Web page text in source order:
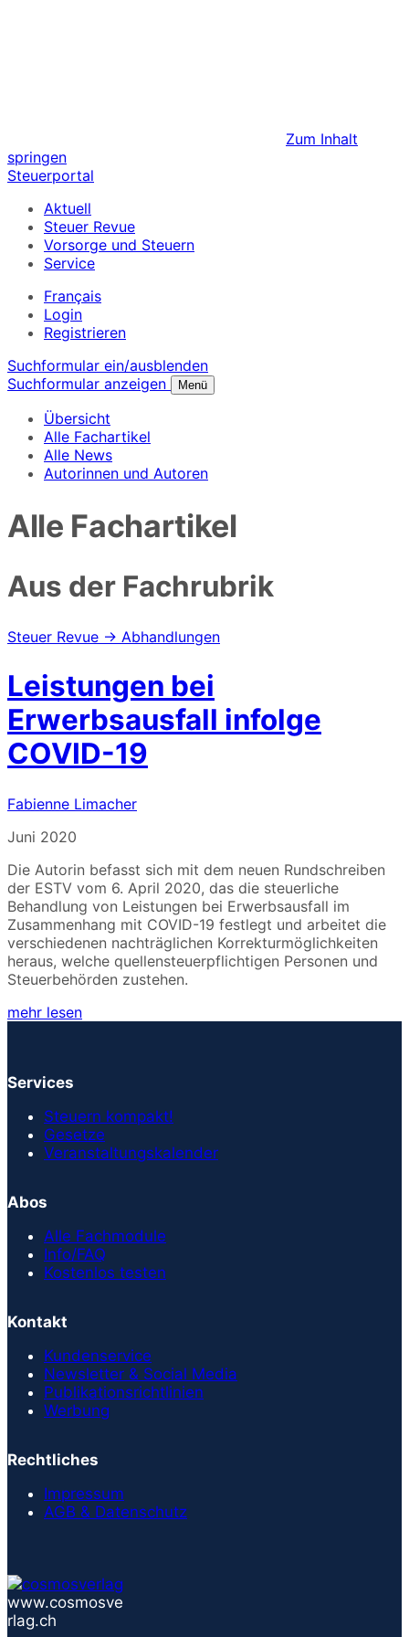
Zum Inhalt
springen
Steuerportal
Aktuell
Steuer Revue
Vorsorge und Steuern
Service
Français
Login
Registrieren
Suchformular ein/ausblenden
Suchformular anzeigen
Menü
Übersicht
Alle Fachartikel
Alle News
Autorinnen und Autoren
Alle Fachartikel
Aus der Fachrubrik
Steuer Revue → Abhandlungen
Leistungen bei
Erwerbsausfall infolge
COVID-19
Fabienne Limacher
Juni 2020
Die Autorin befasst sich mit dem neuen Rundschreiben
der ESTV vom 6. April 2020, das die steuerliche
Behandlung von Leistungen bei Erwerbsausfall im
Zusammenhang mit COVID-19 festlegt und arbeitet die
verschiedenen nachträglichen Korrekturmöglichkeiten
heraus, welche quellensteuerpflichtigen Personen und
Steuerbehörden zustehen.
mehr lesen
Services
Steuern kompakt!
Gesetze
Veranstaltungskalender
Abos
Alle Fachmodule
Info/FAQ
Kostenlos testen
Kontakt
Kundenservice
Newsletter & Social Media
Publikationsrichtlinien
Werbung
Rechtliches
Impressum
AGB & Datenschutz
www.cosmosve
rlag.ch